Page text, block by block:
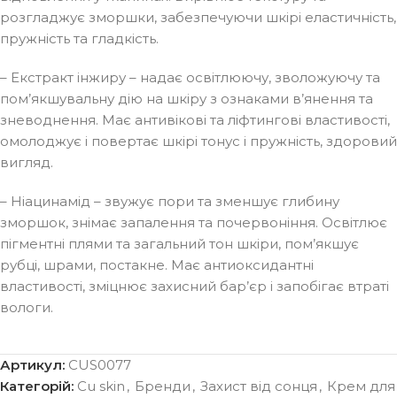
розгладжує зморшки, забезпечуючи шкірі еластичність,
пружність та гладкість.
– Екстракт інжиру – надає освітлюючу, зволожуючу та
пом’якшувальну дію на шкіру з ознаками в’янення та
зневоднення. Має антивікові та ліфтингові властивості,
омолоджує і повертає шкірі тонус і пружність, здоровий
вигляд.
– Ніацинамід – звужує пори та зменшує глибину
зморшок, знімає запалення та почервоніння. Освітлює
пігментні плями та загальний тон шкіри, пом’якшує
рубці, шрами, постакне. Має антиоксидантні
властивості, зміцнює захисний бар’єр і запобігає втраті
вологи.
Артикул: CUS0077
Категорій: Cu skin , Бренди , Захист від сонця , Крем для